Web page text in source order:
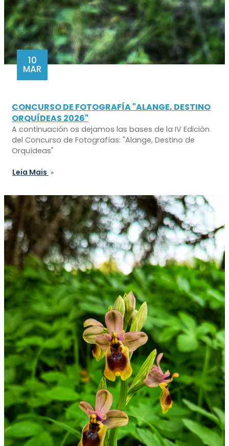
10
MAR
CONCURSO DE FOTOGRAFÍA "ALANGE, DESTINO
ORQUÍDEAS 2026"
A continuación os dejamos las bases de la IV Edición
del Concurso de Fotografías: "Alange, Destino de
Orquídeas"
Leia Mais